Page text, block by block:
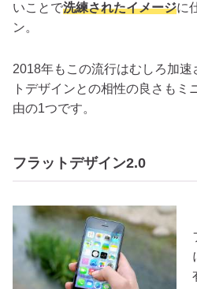
いことで洗練されたイメージに
ン。
2018年もこの流行はむしろ加速
トデザインとの相性の良さもミ
由の1つです。
フラットデザイン2.0